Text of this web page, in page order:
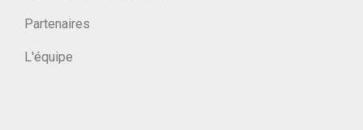
Partenaires
L'équipe